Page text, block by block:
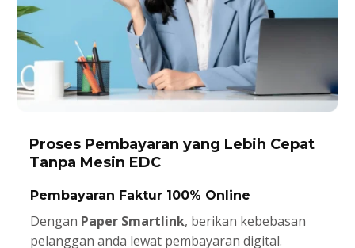
Proses Pembayaran yang Lebih Cepat
Tanpa Mesin EDC
Pembayaran Faktur 100% Online
Dengan Paper Smartlink, berikan kebebasan
pelanggan anda lewat pembayaran digital.